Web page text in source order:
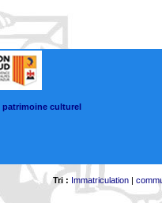
patrimoine culturel
Tri : Immatriculation|